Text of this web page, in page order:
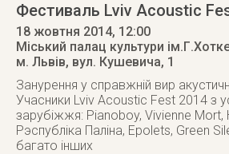
Фестиваль Lviv Acoustic
18 жовтня 2014, 12:00
Міський палац культури
м. Львів, вул. Кушевича, 1
Занурення у справжній вир
Учасники Lviv Acoustic Fest 2014 з
зарубіжжя: Pianoboy, Vivienne Mort,
Рэспубліка Паліна, Epolets, Green
багато інших